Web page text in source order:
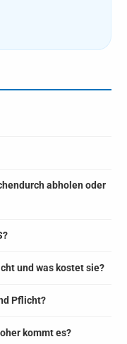
abholen oder
und was kostet sie?
Pflicht?
kommt es?